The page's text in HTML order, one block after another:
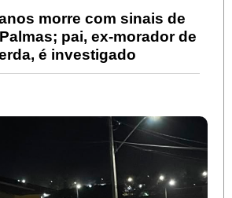
morre com sinais de
pai, ex-morador de
é investigado